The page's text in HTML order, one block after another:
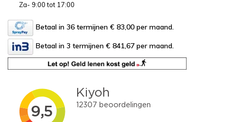
Za- 9:00 tot 17:00
Betaal in 36 termijnen € 83,00 per maand.
Betaal in 3 termijnen € 841,67 per maand.